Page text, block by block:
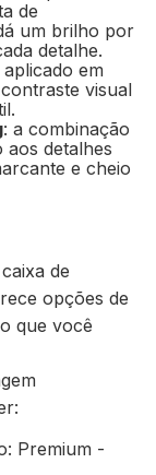
de
um brilho por
detalhe.
em
visual
: a combinação
detalhes
e cheio
de
opções de
que você
Premium -